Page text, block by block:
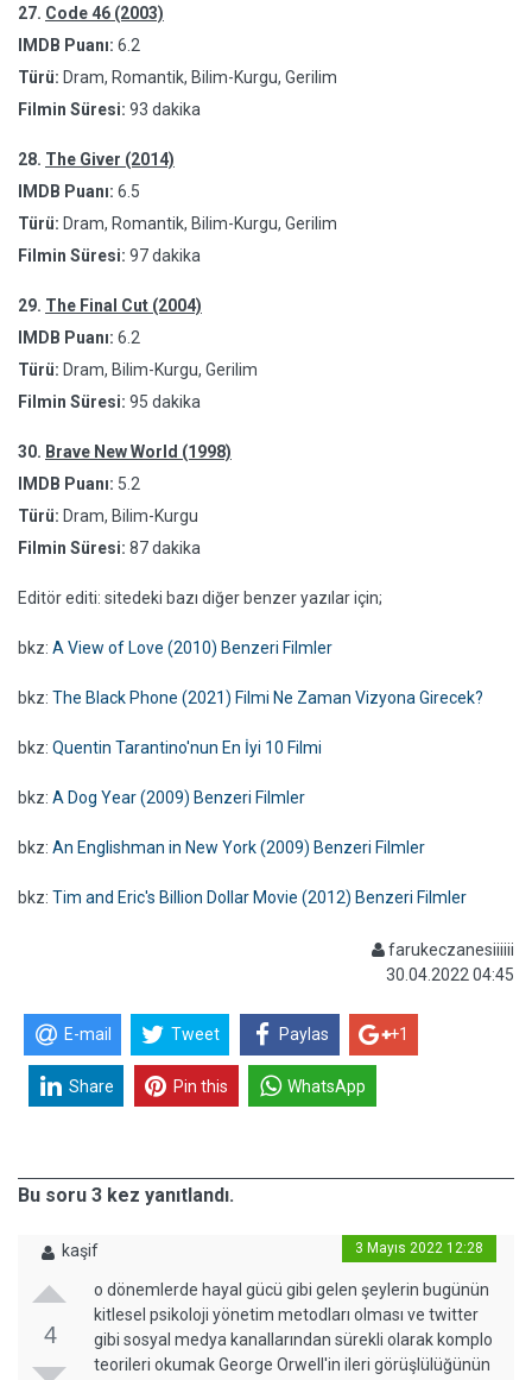
27. Code 46 (2003)
IMDB Puanı: 6.2
Türü: Dram, Romantik, Bilim-Kurgu, Gerilim
Filmin Süresi: 93 dakika
28. The Giver (2014)
IMDB Puanı: 6.5
Türü: Dram, Romantik, Bilim-Kurgu, Gerilim
Filmin Süresi: 97 dakika
29. The Final Cut (2004)
IMDB Puanı: 6.2
Türü: Dram, Bilim-Kurgu, Gerilim
Filmin Süresi: 95 dakika
30. Brave New World (1998)
IMDB Puanı: 5.2
Türü: Dram, Bilim-Kurgu
Filmin Süresi: 87 dakika
Editör editi: sitedeki bazı diğer benzer yazılar için;
bkz: A View of Love (2010) Benzeri Filmler
bkz: The Black Phone (2021) Filmi Ne Zaman Vizyona Girecek?
bkz: Quentin Tarantino'nun En İyi 10 Filmi
bkz: A Dog Year (2009) Benzeri Filmler
bkz: An Englishman in New York (2009) Benzeri Filmler
bkz: Tim and Eric's Billion Dollar Movie (2012) Benzeri Filmler
farukeczanesiiiiii
30.04.2022 04:45
E-mail Tweet Paylas +1
Share Pin this WhatsApp
Bu soru 3 kez yanıtlandı.
kaşif 3 Mayıs 2022 12:28
4
o dönemlerde hayal gücü gibi gelen şeylerin bugünün
kitlesel psikoloji yönetim metodları olması ve twitter
gibi sosyal medya kanallarından sürekli olarak komplo
teorileri okumak George Orwell'in ileri görüşlülüğünün